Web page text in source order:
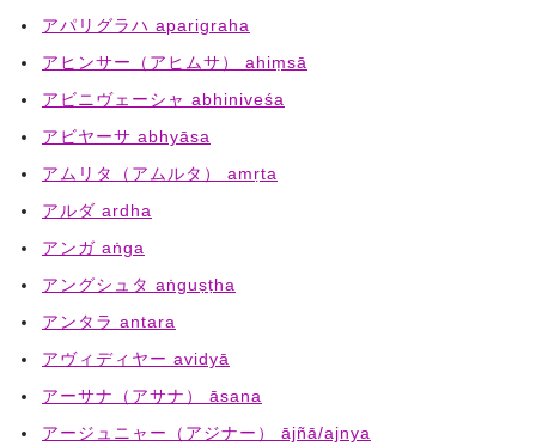
アパリグラハ aparigraha
アヒンサー（アヒムサ） ahiṃsā
アビニヴェーシャ abhiniveśa
アビヤーサ abhyāsa
アムリタ（アムルタ） amṛta
アルダ ardha
アンガ aṅga
アングシュタ aṅguṣṭha
アンタラ antara
アヴィディヤー avidyā
アーサナ（アサナ） āsana
アージュニャー（アジナー） ājñā/ajnya